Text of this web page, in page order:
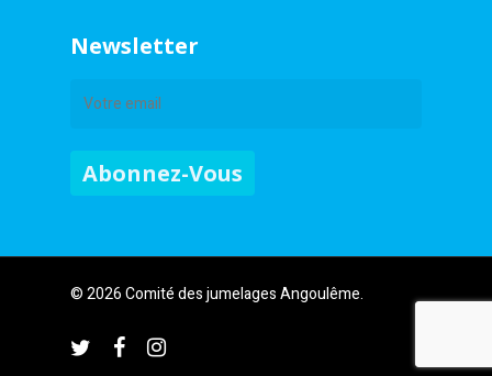
Newsletter
© 2026 Comité des jumelages Angoulême.
twitterfacebookinstagram